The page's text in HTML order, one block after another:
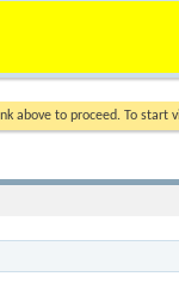
above to proceed. To